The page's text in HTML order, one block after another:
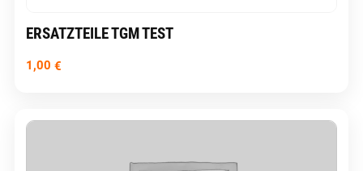
ERSATZTEILE TGM TEST
1,00 €